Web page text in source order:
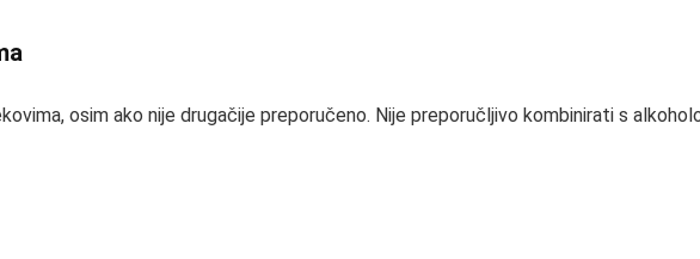
osim ako nije drugačije preporučeno. Nije preporučljivo kombinirati s